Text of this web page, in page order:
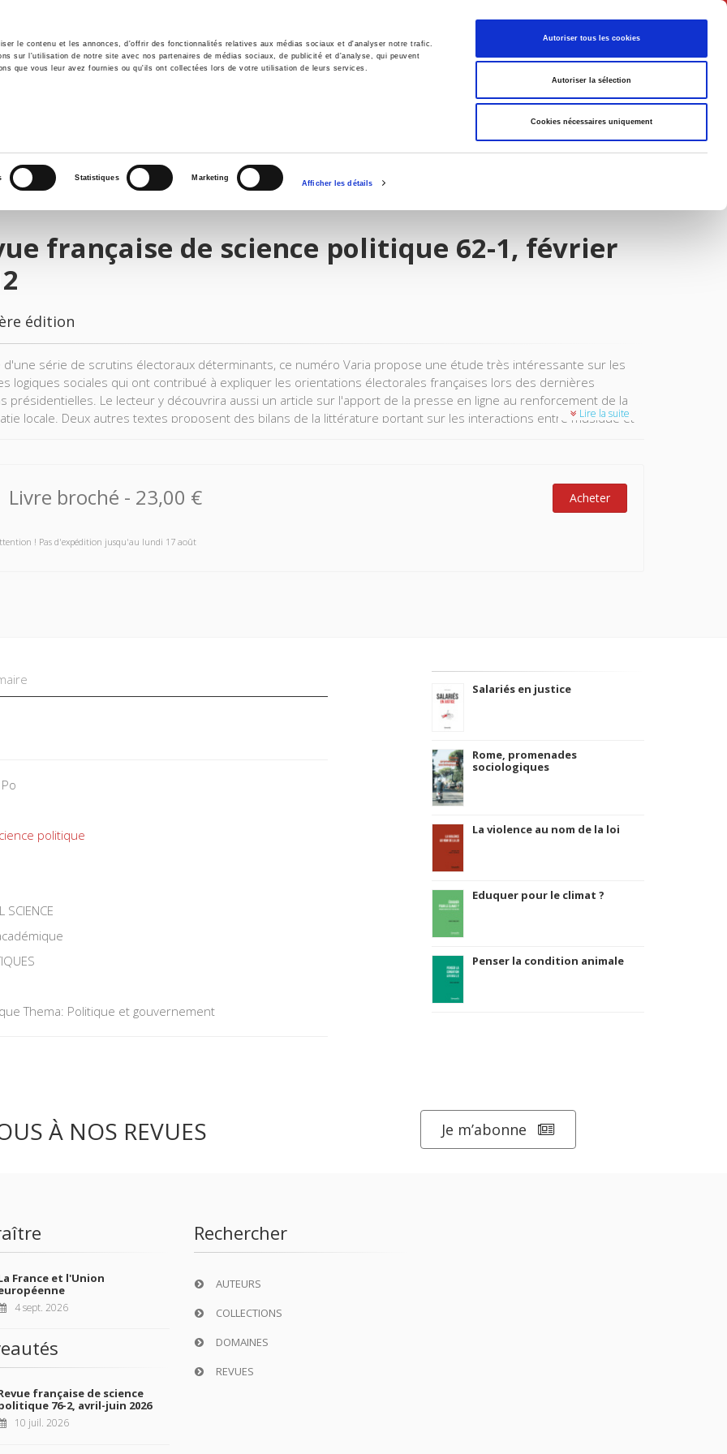
le contenu et les annonces, d'offrir des fonctionnalités relatives aux médias sociaux et d'analyser notre trafic.
sur l'utilisation de notre site avec nos partenaires de médias sociaux, de publicité et d'analyse, qui peuvent
que vous leur avez fournies ou qu'ils ont collectées lors de votre utilisation de leurs services.
Statistiques Marketing
Afficher les détails
Autoriser tous les cookies
Autoriser la sélection
Cookies nécessaires uniquement
Français
Environnement Histoire International
française de science politique 62-1, février
édition
d'une série de scrutins électoraux déterminants, ce numéro Varia propose une étude très intéressante sur les
logiques sociales qui ont contribué à expliquer les orientations électorales françaises lors des dernières
présidentielles. Le lecteur y découvrira aussi un article sur l'apport de la presse en ligne au renforcement de la
locale. Deux autres textes proposent des bilans de la littérature portant sur les interactions entre musique et
Lire la suite
Livre broché - 23,00 € Acheter
! Pas d'expédition jusqu'au lundi 17 août
politique
SCIENCE
Thema: Politique et gouvernement
Salariés en justice
Rome, promenades
sociologiques
La violence au nom de la loi
Eduquer pour le climat ?
Penser la condition animale
À NOS REVUES Je m’abonne
France et l'Union
4 sept. 2026
française de science
76-2, avril-juin 2026
10 juil. 2026
Rechercher
AUTEURS
COLLECTIONS
DOMAINES
REVUES